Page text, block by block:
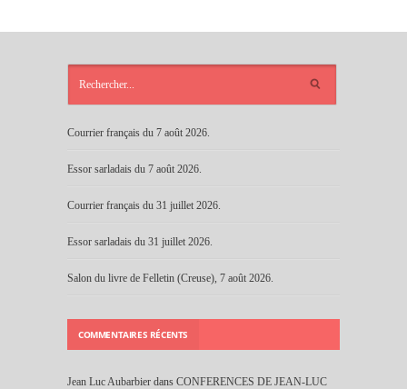
Courrier français du 7 août 2026.
Essor sarladais du 7 août 2026.
Courrier français du 31 juillet 2026.
Essor sarladais du 31 juillet 2026.
Salon du livre de Felletin (Creuse), 7 août 2026.
COMMENTAIRES RÉCENTS
Jean Luc Aubarbier dans CONFERENCES DE JEAN-LUC